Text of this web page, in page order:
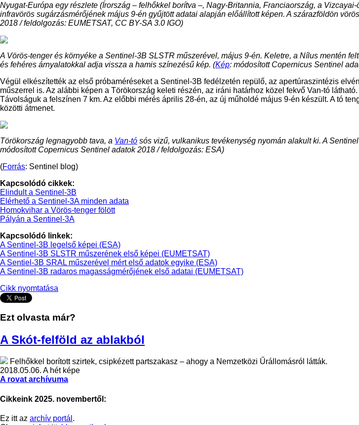
Nyugat-Európa egy részlete (Írország – felhőkkel borítva –, Nagy-Britannia, Franciaország, a
infravörös sugárzásmérőjének május 9-én gyűjtött adatai alapján előállított képen. A szárazföldön
2018 / feldolgozás: EUMETSAT, CC BY-SA 3.0 IGO)
A Vörös-tenger és környéke a Sentinel-3B SLSTR műszerével, május 9-én. Keletre, a Nílus mentén
és fehéres árnyalatokkal adja vissza a hamis színezésű kép. (Kép: módosított Copernicus Sentinel
Végül elkészítették az első próbaméréseket a Sentinel-3B fedélzetén repülő, az apertúraszintézis
műszerrel is. Az alábbi képen a Törökország keleti részén, az iráni határhoz közel fekvő Van-tó
Távolságuk a felszínen 7 km. Az előbbi mérés április 28-én, az új műholdé május 9-én készült. A tó
közötti átmenet.
Törökország legnagyobb tava, a Van-tó sós vizű, vulkanikus tevékenység nyomán alakult ki. A
módosított Copernicus Sentinel adatok 2018 / feldolgozás: ESA)
(Forrás: Sentinel blog)
Kapcsolódó cikkek:
Elindult a Sentinel-3B
Elérhető a Sentinel-3A minden adata
Homokvihar a Vörös-tenger fölött
Pályán a Sentinel-3A
Kapcsolódó linkek:
A Sentinel-3B legelső képei (ESA)
A Sentinel-3B SLSTR műszerének első képei (EUMETSAT)
A Sentiel-3B SRAL műszerével mért első adatok egyike (ESA)
A Sentinel-3B radaros magasságmérőjének első adatai (EUMETSAT)
Cikk nyomtatása
Ezt olvasta már?
A Skót-felföld az ablakból
Felhőkkel borított szirtek, csipkézett partszakasz – ahogy a Nemzetközi Űrállomásról látták.
2018.05.06. A hét képe
A rovat archívuma
Cikkeink 2025. novembertől:
Ez itt az archív portál .